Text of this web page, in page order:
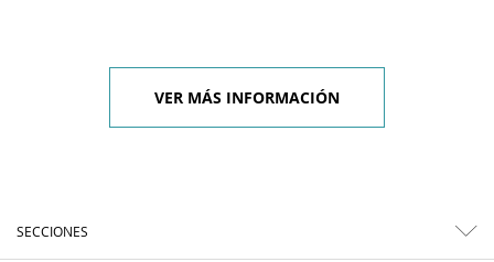
VER MÁS INFORMACIÓN
SECCIONES